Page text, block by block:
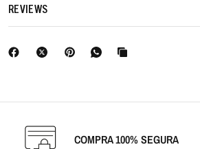
REVIEWS
COMPRA 100% SEGURA